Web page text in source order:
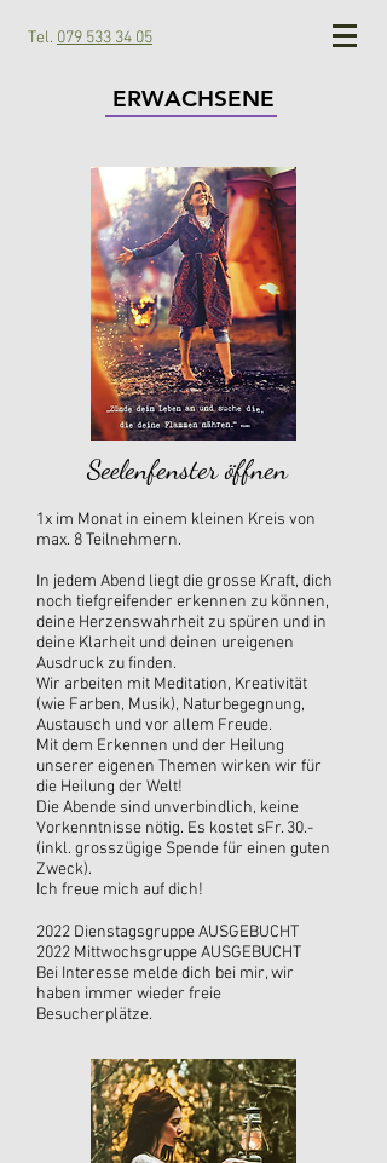
Tel. 079 533 34 05
ERWACHSENE
Seelenfenster öffnen
1x im Monat in einem kleinen Kreis von
max. 8 Teilnehmern.
In jedem Abend liegt die grosse Kraft, dich
noch tiefgreifender erkennen zu können,
deine Herzenswahrheit zu spüren und in
deine Klarheit und deinen ureigenen
Ausdruck zu finden.
Wir arbeiten mit Meditation, Kreativität
(wie Farben, Musik), Naturbegegnung,
Austausch und vor allem Freude.
Mit dem Erkennen und der Heilung
unserer eigenen Themen wirken wir für
die Heilung der Welt!
Die Abende sind unverbindlich, keine
Vorkenntnisse nötig. Es kostet sFr. 30.-
(inkl. grosszügige Spende für einen guten
Zweck).
Ich freue mich auf dich!
2022 Dienstagsgruppe AUSGEBUCHT
2022 Mittwochsgruppe AUSGEBUCHT
Bei Interesse melde dich bei mir, wir
haben immer wieder freie
Besucherplätze.